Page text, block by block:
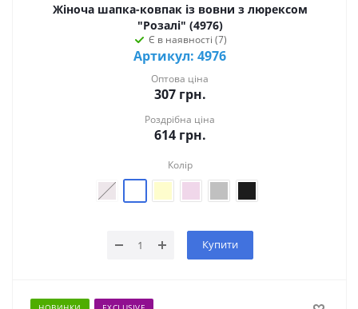
Жіноча шапка-ковпак із вовни з люрексом
"Розалі" (4976)
Є в наявності (7)
Артикул: 4976
Оптова ціна
307грн.
Роздрібна ціна
614грн.
Колір
Купити